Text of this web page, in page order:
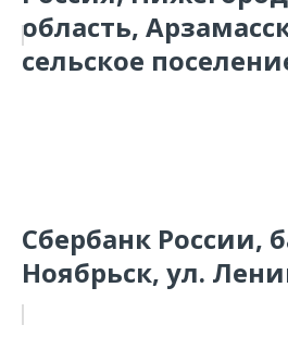
область,
сельское
Сбербанк России,
Ноябрьск, ул.